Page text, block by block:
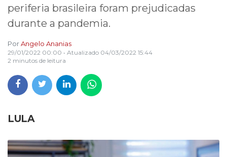
periferia brasileira foram prejudicadas
durante a pandemia.
PorAngelo Ananias
29/01/2022 00:00 • Atualizado 04/03/2022 15:44
2 minutos de leitura
LULA